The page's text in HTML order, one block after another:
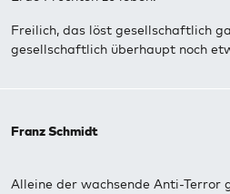
Freilich, das löst gesellschaftlich
gesellschaftlich überhaupt noch
Franz Schmidt
Alleine der wachsende Anti-Terror